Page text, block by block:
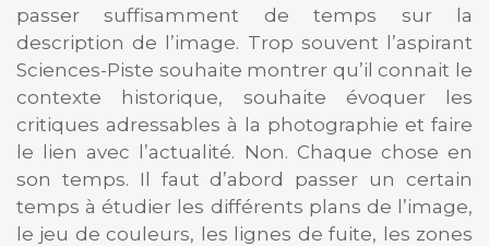
passer suffisamment de temps sur la
description de l’image. Trop souvent l’aspirant
Sciences-Piste souhaite montrer qu’il connait le
contexte historique, souhaite évoquer les
critiques adressables à la photographie et faire
le lien avec l’actualité. Non. Chaque chose en
son temps. Il faut d’abord passer un certain
temps à étudier les différents plans de l’image,
le jeu de couleurs, les lignes de fuite, les zones